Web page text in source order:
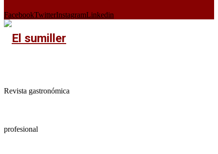
FacebookTwitterInstagramLinkedin
Revista gastronómica
profesional